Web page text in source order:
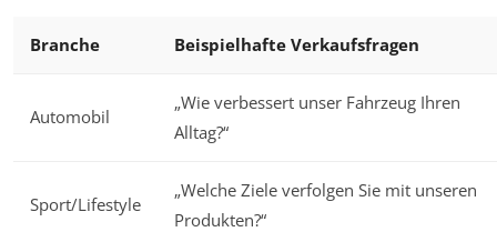
Branche Beispielhafte Verkaufsfragen
Automobil
„Wie verbessert unser Fahrzeug Ihren
Alltag?“
Sport/Lifestyle
„Welche Ziele verfolgen Sie mit unseren
Produkten?“